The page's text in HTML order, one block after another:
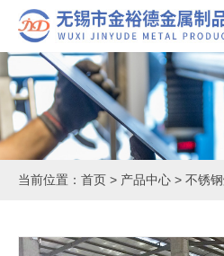
当前位置： 首页 > 产品中心 > 不锈